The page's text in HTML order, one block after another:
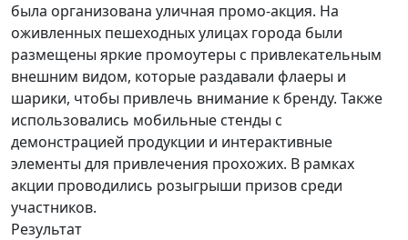
была организована уличная промо-акция. На
оживленных пешеходных улицах города были
размещены яркие промоутеры с привлекательным
внешним видом, которые раздавали флаеры и
шарики, чтобы привлечь внимание к бренду. Также
использовались мобильные стенды с
демонстрацией продукции и интерактивные
элементы для привлечения прохожих. В рамках
акции проводились розыгрыши призов среди
участников.
Результат